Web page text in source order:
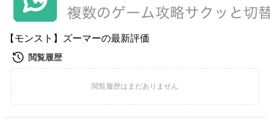
【モンスト】ズーマーの最新評価